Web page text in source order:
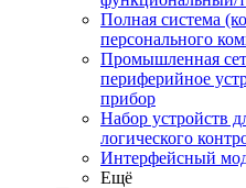
Полная система
персонального
Промышленная
периферийное
прибор
Набор устройств
логического
Интерфейсный
Ещё